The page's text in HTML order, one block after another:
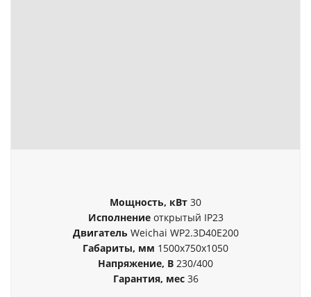
Мощность, кВт 30
Исполнениеоткрытый IP23
Двигатель Weichai WP2.3D40E200
Габариты, мм 1500x750x1050
Напряжение, В 230/400
Гарантия, мес 36